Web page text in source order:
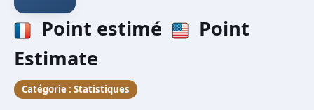
Point estimé
Point
Estimate
Catégorie : Statistiques